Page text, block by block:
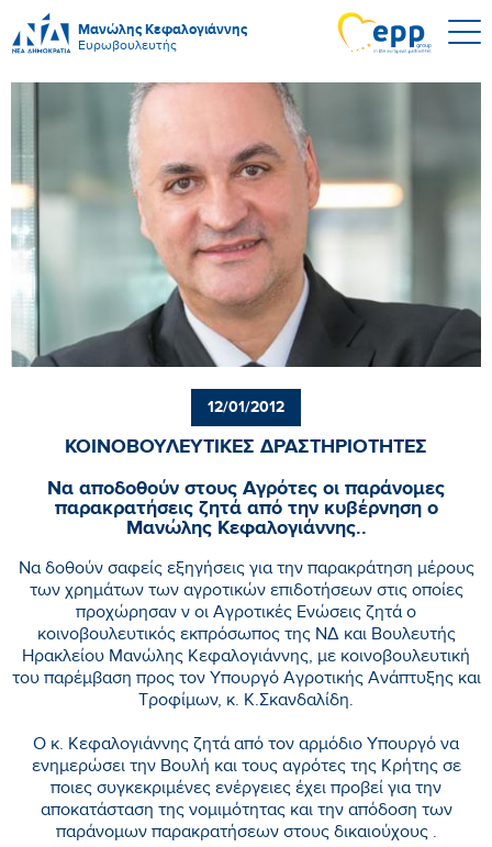
Μανώλης Κεφαλογιάννης
Ευρωβουλευτής
12/01/2012
ΚΟΙΝΟΒΟΥΛΕΥΤΙΚΕΣ ΔΡΑΣΤΗΡΙΟΤΗΤΕΣ
Να αποδοθούν στους Αγρότες οι παράνομες
παρακρατήσεις ζητά από την κυβέρνηση ο
Μανώλης Κεφαλογιάννης..
Να δοθούν σαφείς εξηγήσεις για την παρακράτηση μέρους
των χρημάτων των αγροτικών επιδοτήσεων στις οποίες
προχώρησαν ν οι Αγροτικές Ενώσεις ζητά ο
κοινοβουλευτικός εκπρόσωπος της ΝΔ και Βουλευτής
Ηρακλείου Μανώλης Κεφαλογιάννης, με κοινοβουλευτική
του παρέμβαση προς τον Υπουργό Αγροτικής Ανάπτυξης και
Τροφίμων, κ. Κ.Σκανδαλίδη.
Ο κ. Κεφαλογιάννης ζητά από τον αρμόδιο Υπουργό να
ενημερώσει την Βουλή και τους αγρότες της Κρήτης σε
ποιες συγκεκριμένες ενέργειες έχει προβεί για την
αποκατάσταση της νομιμότητας και την απόδοση των
παράνομων παρακρατήσεων στους δικαιούχους .